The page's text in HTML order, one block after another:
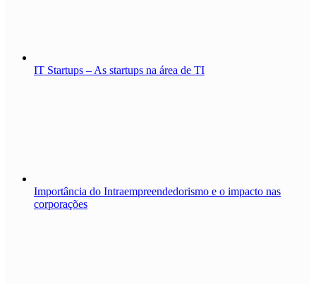
IT Startups – As startups na área de TI
Importância do Intraempreendedorismo e o impacto nas
corporações